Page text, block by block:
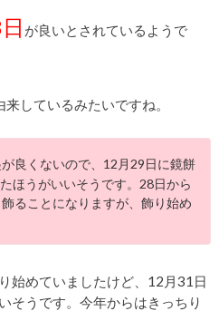
が良いとされているようで
しているみたいですね。
良くないので、12月29日に鏡餅
ほうがいいそうです。28日から
ることになりますが、飾り始め
始めていましたけど、12月31日
そうです。今年からはきっちり